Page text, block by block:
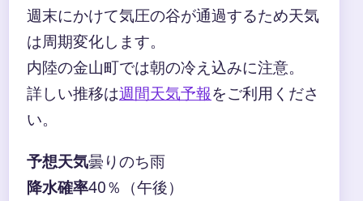
週末にかけて気圧の谷が通過するため天気
は周期変化します。
内陸の金山町では朝の冷え込みに注意。
詳しい推移は週間天気予報をご利用くださ
い。
予想天気曇りのち雨
降水確率40％（午後）